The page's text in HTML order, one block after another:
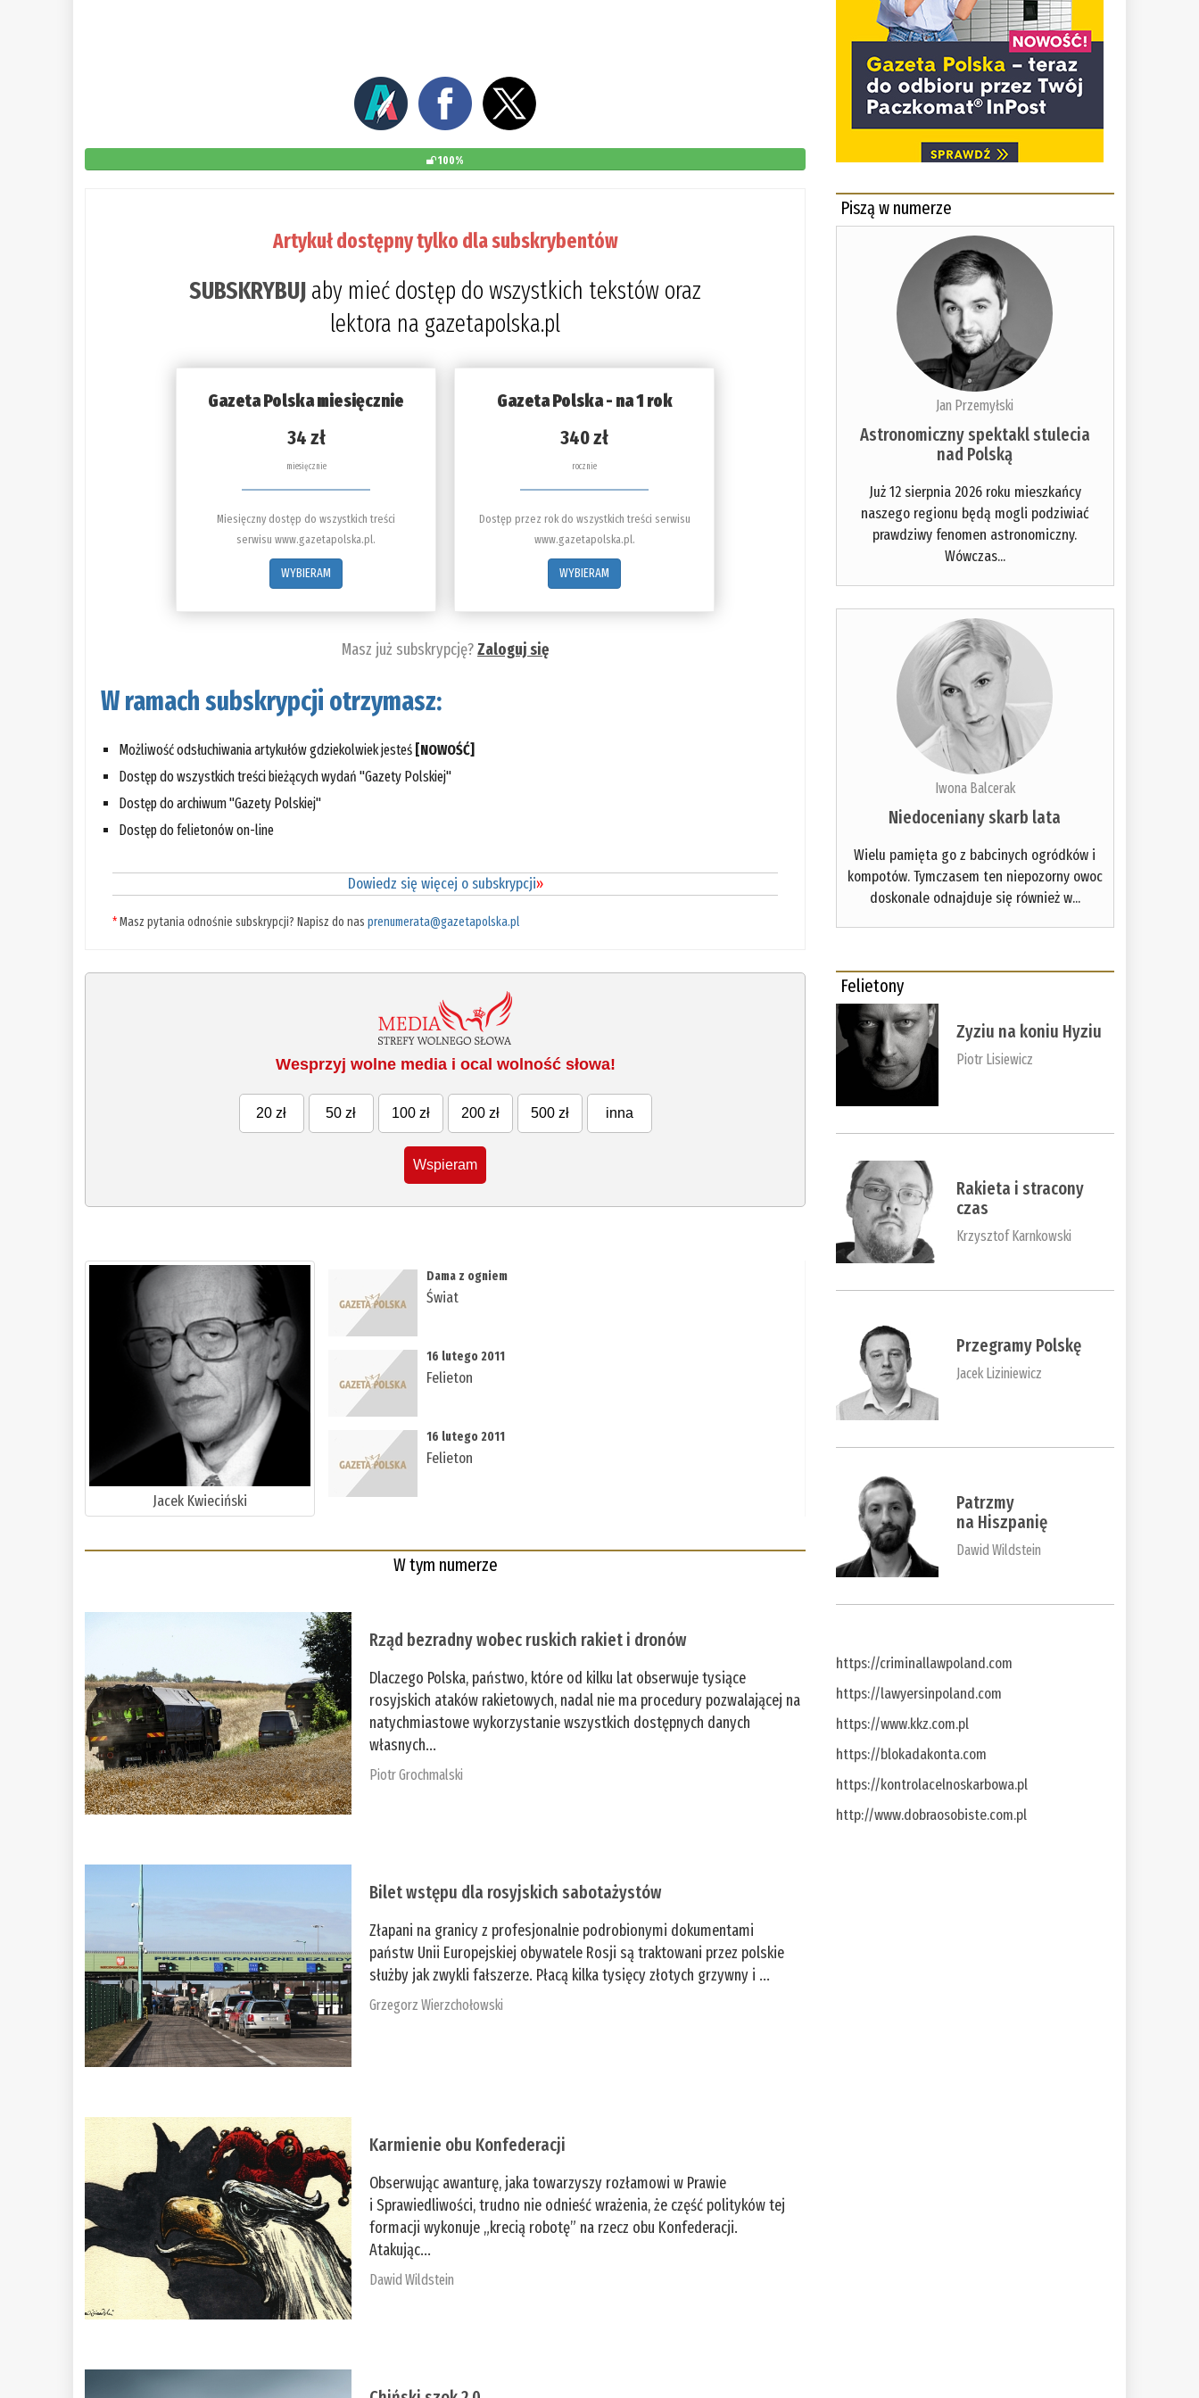
100%
Artykuł dostępny tylko dla subskrybentów
SUBSKRYBUJ aby mieć dostęp do wszystkich tekstów oraz
lektora na gazetapolska.pl
Gazeta Polska miesięcznie
34 zł
miesięcznie
Miesięczny dostęp do wszystkich treści
serwisu www.gazetapolska.pl.
WYBIERAM
Gazeta Polska - na 1 rok
340 zł
rocznie
Dostęp przez rok do wszystkich treści serwisu
www.gazetapolska.pl.
WYBIERAM
Masz już subskrypcję?Zaloguj się
W ramach subskrypcji otrzymasz:
Możliwość odsłuchiwania artykułów gdziekolwiek jesteś [NOWOŚĆ]
Dostęp do wszystkich treści bieżących wydań "Gazety Polskiej"
Dostęp do archiwum "Gazety Polskiej"
Dostęp do felietonów on-line
Dowiedz się więcej o subskrypcji»
*Masz pytania odnośnie subskrypcji? Napisz do nasprenumerata@gazetapolska.pl
Wesprzyj wolne media i ocal wolność słowa!
20 zł 50 zł 100 zł 200 zł 500 zł inna
Wspieram
Jacek Kwieciński
Dama z ogniem
Świat
16 lutego 2011
Felieton
16 lutego 2011
Felieton
W tym numerze
Rząd bezradny wobec ruskich rakiet i dronów
Dlaczego Polska, państwo, które od kilku lat obserwuje tysiące
rosyjskich ataków rakietowych, nadal nie ma procedury pozwalającej na
natychmiastowe wykorzystanie wszystkich dostępnych danych
własnych...
Piotr Grochmalski
Bilet wstępu dla rosyjskich sabotażystów
Złapani na granicy z profesjonalnie podrobionymi dokumentami
państw Unii Europejskiej obywatele Rosji są traktowani przez polskie
służby jak zwykli fałszerze. Płacą kilka tysięcy złotych grzywny i ...
Grzegorz Wierzchołowski
Karmienie obu Konfederacji
Obserwując awanturę, jaka towarzyszy rozłamowi w Prawie
i Sprawiedliwości, trudno nie odnieść wrażenia, że część polityków tej
formacji wykonuje „krecią robotę” na rzecz obu Konfederacji.
Atakując...
Dawid Wildstein
Piszą w numerze
Jan Przemyłski
Astronomiczny spektakl stulecia
nad Polską
Już 12 sierpnia 2026 roku mieszkańcy
naszego regionu będą mogli podziwiać
prawdziwy fenomen astronomiczny.
Wówczas...
Iwona Balcerak
Niedoceniany skarb lata
Wielu pamięta go z babcinych ogródków i
kompotów. Tymczasem ten niepozorny owoc
doskonale odnajduje się również w...
Felietony
Zyziu na koniu Hyziu
Piotr Lisiewicz
Rakieta i stracony
czas
Krzysztof Karnkowski
Przegramy Polskę
Jacek Liziniewicz
Patrzmy
na Hiszpanię
Dawid Wildstein
https://criminallawpoland.com
https://lawyersinpoland.com
https://www.kkz.com.pl
https://blokadakonta.com
https://kontrolacelnoskarbowa.pl
http://www.dobraosobiste.com.pl